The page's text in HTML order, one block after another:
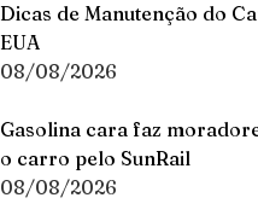
Dicas de Manutenção do
EUA
08/08/2026
Gasolina cara faz
o carro pelo SunRail
08/08/2026